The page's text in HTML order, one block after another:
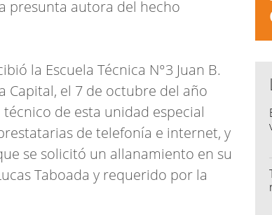
presunta autora del hecho
la Escuela Técnica N°3 Juan B.
Capital, el 7 de octubre del año
de esta unidad especial
de telefonía e internet, y
se solicitó un allanamiento en su
Taboada y requerido por la